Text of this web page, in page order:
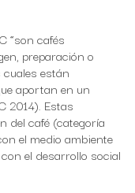
“son cafés
preparación o
están
aportan en un
2014). Estas
del café (categoría
el medio ambiente
el desarrollo social